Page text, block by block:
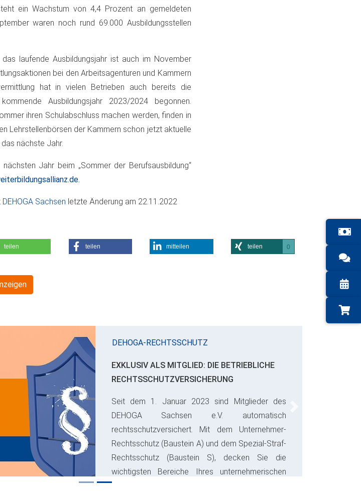
ein Wachstum von 4,4 Prozent an gemeldeten
waren noch rund 69.000 Ausbildungsstellen
laufende Ausbildungsjahr ist auch im November
bei den Arbeitsagenturen und Kammern
hat in vielen Betrieben auch bereits die
Ausbildungsjahr 2023/2024 begonnen.
ihren Schulabschluss machen werden, finden in
Lehrstellenbörsen der Kammern schon jetzt aktuelle
nächste Jahr.
Jahr beim „Sommer der Berufsausbildung“
DEHOGA Sachsen letzte Änderung am 22.11.2022
teilen teilen mitteilen teilen 0
DEHOGA-RECHTSSCHUTZ
EXKLUSIV ALS MITGLIED: DIE BETRIEBLICHE
RECHTSSCHUTZVERSICHERUNG
Seit dem 1. Januar 2023 sind Mitglieder des
DEHOGA Sachsen e.V. automatisch
rechtsschutzversichert. Mit dem Unternehmer-
Rechtsschutz (Baustein A) und dem Spezial-Straf-
Rechtsschutz (Baustein S), decken Sie die
wichtigsten Bereiche Ihres unternehmerischen
Risikos ab und sparen bares Geld.